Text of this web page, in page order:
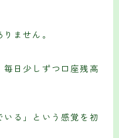
ません。
毎日少しずつ口座残高
る」という感覚を初